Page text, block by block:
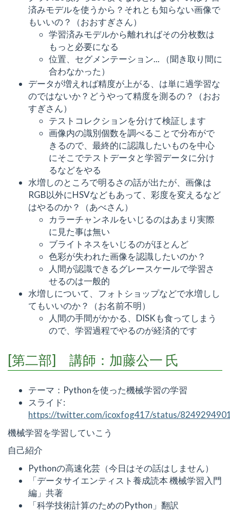
済みモデルを使うから？それとも知らない画像で
もいいの？（おおすぎさん）
学習済みモデルから離れればその分枚数は
もっと必要になる
位置、セグメンテーション... （聞き取り間に
合わなかった）
データが増えれば精度が上がる、は単に過学習な
のではないか？どうやって精度を測るの？（おお
すぎさん）
テストコレクションを分けて検証します
画像内の識別個数を調べることで分布がで
きるので、最終的に認識したいものを中心
にそこでテストデータと学習データに分け
るなどをやる
水増しのところで明るさの話が出たが、画像は
RGB以外にHSVなどもあって、彩度を変えるなど
はやるのか？（あべさん）
カラーチャンネルをいじるのはあまり実際
に見た事は無い
ブライトネスをいじるのがほとんど
色彩が失われた画像を認識したいのか？
人間が認識できるグレースケールで学習さ
せるのは一般的
水増しについて、フォトショップなどで水増しし
てもいいのか？（お名前不明）
人間の手間がかかる、DISKも食ってしまう
ので、学習過程でやるのが経済的です
[第二部] 講師：加藤公一 氏
テーマ：Pythonを使った機械学習の学習
スライド:
https://twitter.com/icoxfog417/status/
機械学習を学習していこう
自己紹介
Pythonの高速化芸（今日はその話はしません）
「データサイエンティスト養成読本 機械学習入門
編」共著
「科学技術計算のためのPython」翻訳